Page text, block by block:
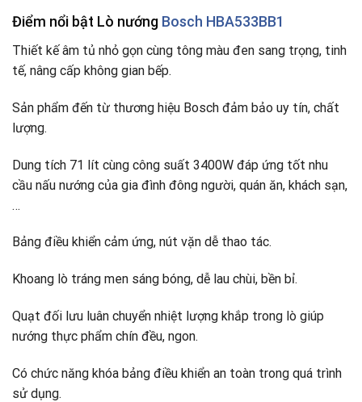
Điểm nổi bật Lò nướng Bosch HBA533BB1
Thiết kế âm tủ nhỏ gọn cùng tông màu đen sang trọng, tinh
tế, nâng cấp không gian bếp.
Sản phẩm đến từ thương hiệu Bosch đảm bảo uy tín, chất
lượng.
Dung tích 71 lít cùng công suất 3400W đáp ứng tốt nhu
cầu nấu nướng của gia đình đông người, quán ăn, khách sạn,
…
Bảng điều khiển cảm ứng, nút vặn dễ thao tác.
Khoang lò tráng men sáng bóng, dễ lau chùi, bền bỉ.
Quạt đối lưu luân chuyển nhiệt lượng khắp trong lò giúp
nướng thực phẩm chín đều, ngon.
Có chức năng khóa bảng điều khiển an toàn trong quá trình
sử dụng.